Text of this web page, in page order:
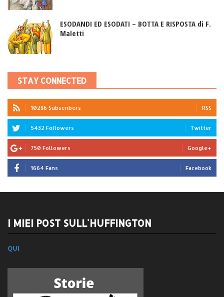
ESODANDI ED ESODATI – BOTTA E RISPOSTA di F.
Maletti
STAY CONNECTED
10286 Subscribers RSS
5432 Followers Twitter
750 Followers Google+
1664 Fans Facebook
I MIEI POST SULL'HUFFINGTON
QUI